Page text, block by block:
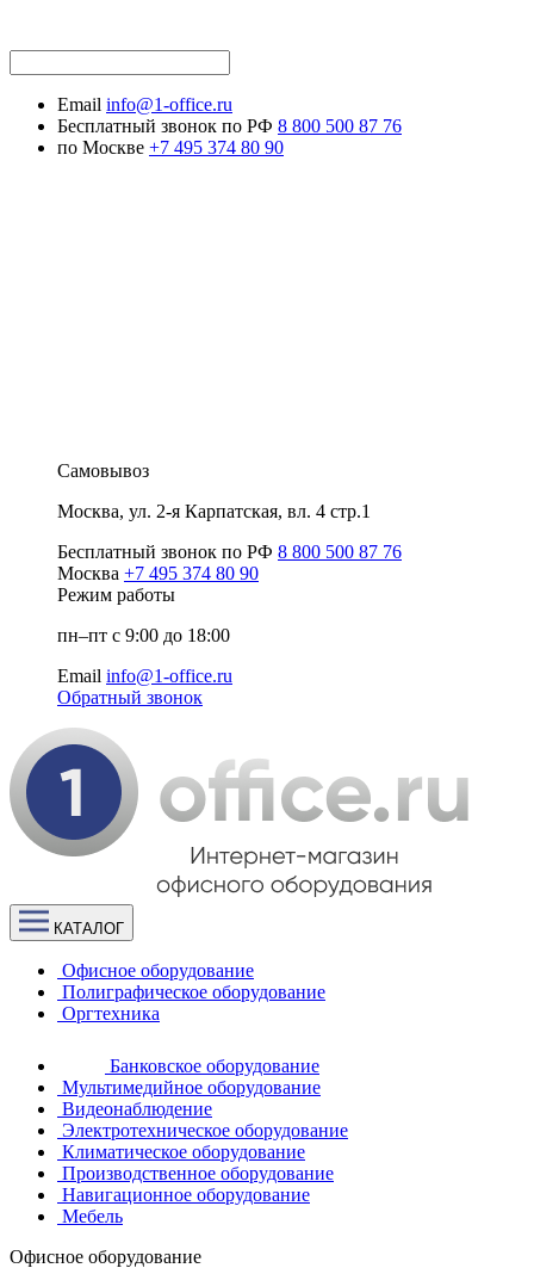
Email info@1-office.ru
Бесплатный звонок по РФ 8 800 500 87 76
по Москве +7 495 374 80 90
Самовывоз
Москва, ул. 2-я Карпатская, вл. 4 стр.1
Бесплатный звонок по РФ 8 800 500 87 76
Москва +7 495 374 80 90
Режим работы
пн–пт с 9:00 до 18:00
Email info@1-office.ru
Обратный звонок
КАТАЛОГ
Офисное оборудование
Полиграфическое оборудование
Оргтехника
Банковское оборудование
Мультимедийное оборудование
Видеонаблюдение
Электротехническое оборудование
Климатическое оборудование
Производственное оборудование
Навигационное оборудование
Мебель
Офисное оборудование